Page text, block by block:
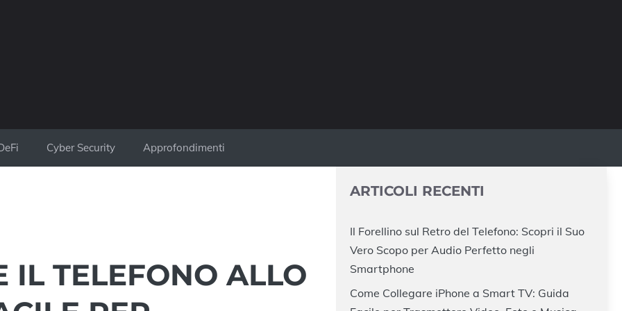
Cyber Security Approfondimenti
IL TELEFONO ALLO
ARTICOLI RECENTI
Il Forellino sul Retro del Telefono: Scopri il Suo
Vero Scopo per Audio Perfetto negli
Smartphone
Come Collegare iPhone a Smart TV: Guida